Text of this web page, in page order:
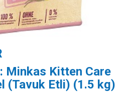
Minkas Kitten Care
(Tavuk Etli) (1.5 kg)